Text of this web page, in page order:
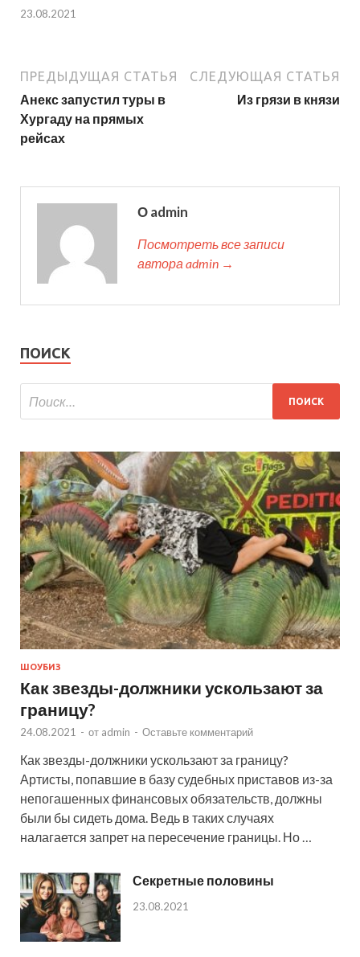
23.08.2021
ПРЕДЫДУЩАЯ СТАТЬЯ
Анекс запустил туры в
Хургаду на прямых
рейсах
СЛЕДУЮЩАЯ СТАТЬЯ
Из грязи в князи
О admin
Посмотреть все записи
автора admin →
ПОИСК
ШОУБИЗ
Как звезды-должники ускользают за
границу?
24.08.2021 - от admin - Оставьте комментарий
Как звезды-должники ускользают за границу?
Артисты, попавшие в базу судебных приставов из-за
непогашенных финансовых обязательств, должны
были бы сидеть дома. Ведь в таких случаях
налагается запрет на пересечение границы. Но …
Секретные половины
23.08.2021